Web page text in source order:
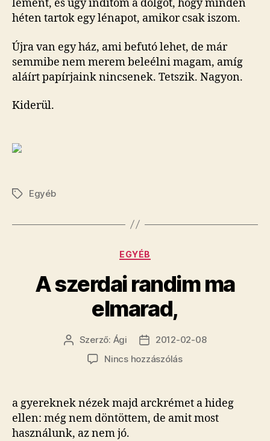
lement, és úgy indítom a dolgot, hogy minden
héten tartok egy lénapot, amikor csak iszom.
Újra van egy ház, ami befutó lehet, de már
semmibe nem merem beleélni magam, amíg
aláírt papírjaink nincsenek. Tetszik. Nagyon.
Kiderül.
CímkékEgyéb
Kategóriák
EGYÉB
A szerdai randim ma
elmarad,
Bejegyzés
szerzője
Szerző: Ági
Bejegyzés
dátuma
2012-02-08
Nincs hozzászólása(z)
randim
ma
elmarad,
a gyereknek nézek majd arckrémet a hideg
ellen: még nem döntöttem, de amit most
használunk, az nem jó.